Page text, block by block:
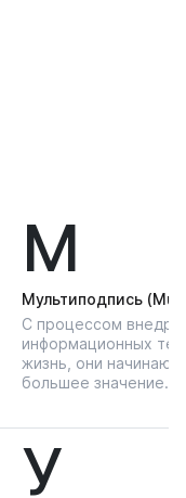
М
Мультиподпись
С процессом
информационных
жизнь, они начинают
большее значение…
У